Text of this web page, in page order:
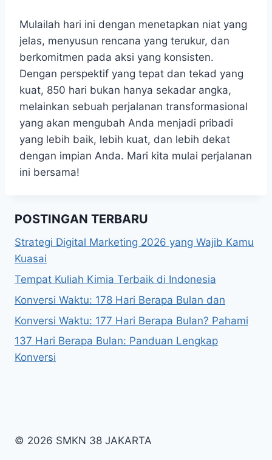
Mulailah hari ini dengan menetapkan niat yang
jelas, menyusun rencana yang terukur, dan
berkomitmen pada aksi yang konsisten.
Dengan perspektif yang tepat dan tekad yang
kuat, 850 hari bukan hanya sekadar angka,
melainkan sebuah perjalanan transformasional
yang akan mengubah Anda menjadi pribadi
yang lebih baik, lebih kuat, dan lebih dekat
dengan impian Anda. Mari kita mulai perjalanan
ini bersama!
POSTINGAN TERBARU
Strategi Digital Marketing 2026 yang Wajib Kamu
Kuasai
Tempat Kuliah Kimia Terbaik di Indonesia
Konversi Waktu: 178 Hari Berapa Bulan dan
Konversi Waktu: 177 Hari Berapa Bulan? Pahami
137 Hari Berapa Bulan: Panduan Lengkap
Konversi
© 2026 SMKN 38 JAKARTA